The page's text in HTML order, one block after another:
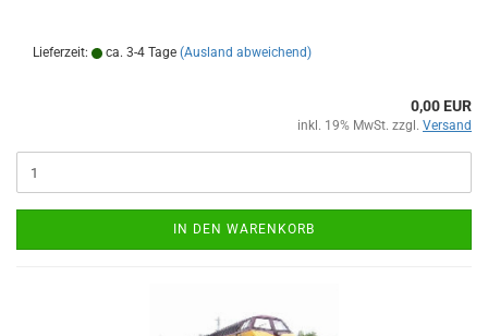
Lieferzeit: ca. 3-4 Tage (Ausland abweichend)
0,00 EUR
inkl. 19% MwSt. zzgl. Versand
IN DEN WARENKORB